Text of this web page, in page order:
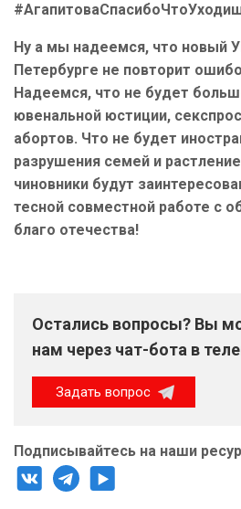
Ну а мы надеемся, что новый
Петербурге не повторит
Надеемся, что не будет
ювенальной юстиции,
абортов. Что не будет
разрушения семей и
чиновники будут
тесной совместной работе с
благо отечества!
Остались вопросы? Вы
нам через чат-бота в
Задать вопрос
Подписывайтесь на наши